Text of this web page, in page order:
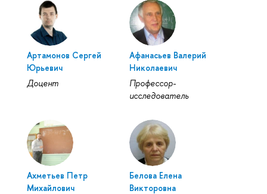
Артамонов Сергей
Юрьевич
Доцент
Афанасьев Валерий
Николаевич
Профессор-
исследователь
Ахметьев Петр
Михайлович
Белова Елена
Викторовна